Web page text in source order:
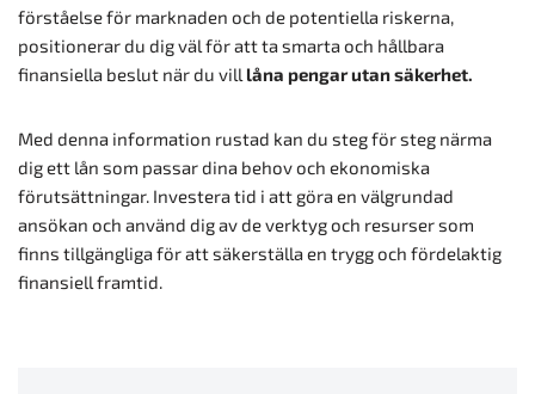
förståelse för marknaden och de potentiella riskerna,
positionerar du dig väl för att ta smarta och hållbara
finansiella beslut när du vill låna pengar utan säkerhet.
Med denna information rustad kan du steg för steg närma
dig ett lån som passar dina behov och ekonomiska
förutsättningar. Investera tid i att göra en välgrundad
ansökan och använd dig av de verktyg och resurser som
finns tillgängliga för att säkerställa en trygg och fördelaktig
finansiell framtid.